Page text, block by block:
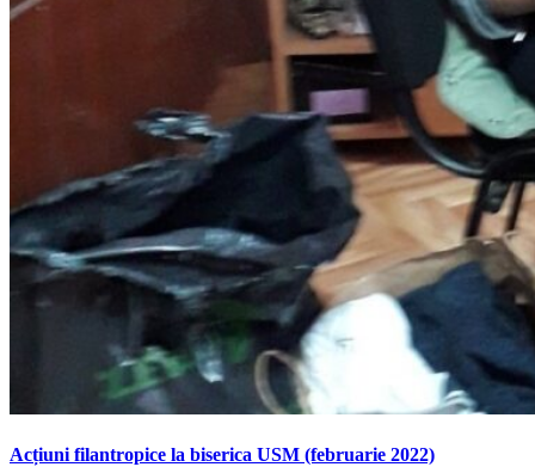
Acțiuni filantropice la biserica USM (februarie 2022)